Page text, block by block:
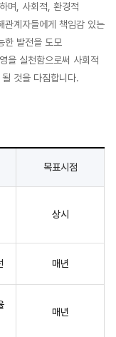
며, 사회적, 환경적
관계자들에게 책임감 있는
한 발전을 도모
을 실천함으로써 사회적
것을 다짐합니다.
목표시점
상시
매년
매년